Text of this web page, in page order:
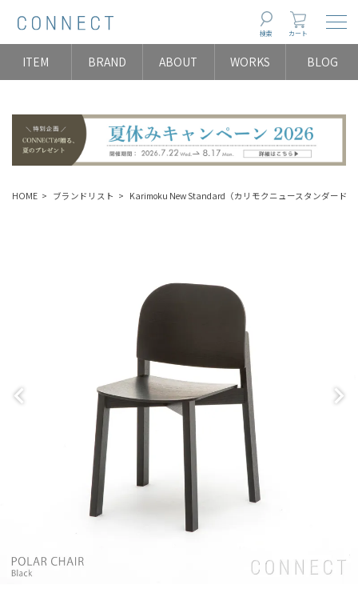
検索 カート
ITEM BRAND ABOUT WORKS BLOG
HOME ブランドリスト Karimoku New Standard（カリモクニュースタンダード）